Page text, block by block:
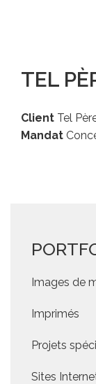
TEL
Client Tel
Mandat
Images de
Imprimés
Projets
Sites